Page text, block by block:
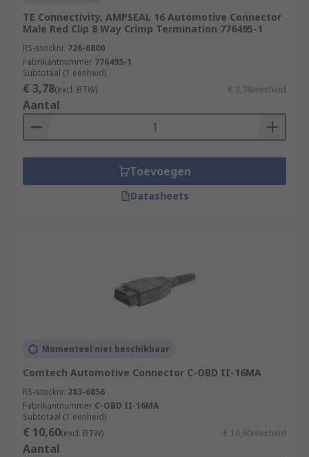
TE Connectivity, AMPSEAL 16 Automotive Connector
Male Red Clip 8 Way Crimp Termination 776495-1
RS-stocknr. 726-6800
Fabrikantnummer 776495-1
Subtotaal (1 eenheid)
€ 3,78(excl. BTW) € 3,78/eenheid
Aantal
Toevoegen
Datasheets
Momenteel niet beschikbaar
Comtech Automotive Connector C-OBD II-16MA
RS-stocknr. 283-6856
Fabrikantnummer C-OBD II-16MA
Subtotaal (1 eenheid)
€ 10,60(excl. BTW) € 10,60/eenheid
Aantal